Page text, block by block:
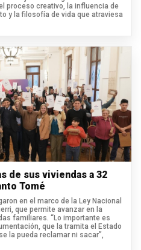
proceso creativo, la influencia de
y la filosofía de vida que atraviesa
de sus viviendas a 32
Tomé
en el marco de la Ley Nacional
que permite avanzar en la
familiares. “Lo importante es
que la tramita el Estado
la pueda reclamar ni sacar”,